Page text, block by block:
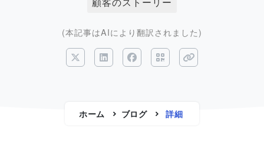
(本記事はAIにより翻訳されました)
ホーム ブログ 詳細